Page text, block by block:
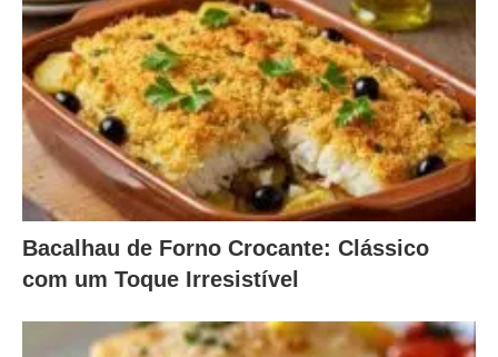
Bacalhau de Forno Crocante: Clássico
com um Toque Irresistível